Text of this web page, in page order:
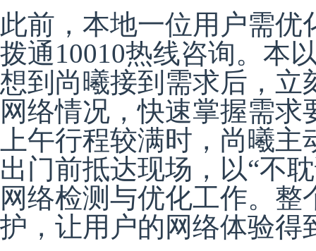
此前，本地一位用户需
拨通10010热线咨询。本
想到尚曦接到需求后，立
网络情况，快速掌握需
上午行程较满时，尚曦
出门前抵达现场，以“不
网络检测与优化工作。
护，让用户的网络体验得